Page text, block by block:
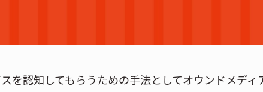
を認知してもらうための手法としてオウンドメディ